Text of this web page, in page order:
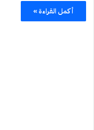
أكمل القراءة »